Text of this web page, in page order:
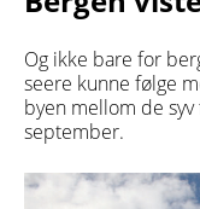
Og ikke bare for
seere kunne følge
byen mellom de
september.